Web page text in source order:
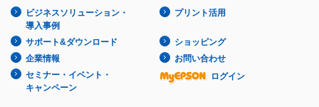
ビジネスソリューション・
導入事例
プリント活用
サポート&ダウンロード
ショッピング
企業情報
お問い合わせ
セミナー・イベント・
キャンペーン
ログイン